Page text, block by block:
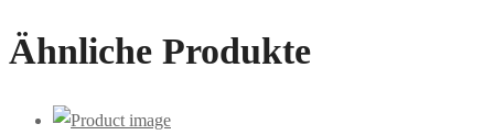
Ähnliche Produkte